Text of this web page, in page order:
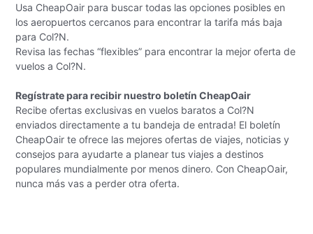
Usa CheapOair para buscar todas las opciones posibles en
los aeropuertos cercanos para encontrar la tarifa más baja
para Col?N.
Revisa las fechas “flexibles” para encontrar la mejor oferta de
vuelos a Col?N.
Regístrate para recibir nuestro boletín CheapOair
Recibe ofertas exclusivas en vuelos baratos a Col?N
enviados directamente a tu bandeja de entrada! El boletín
CheapOair te ofrece las mejores ofertas de viajes, noticias y
consejos para ayudarte a planear tus viajes a destinos
populares mundialmente por menos dinero. Con CheapOair,
nunca más vas a perder otra oferta.